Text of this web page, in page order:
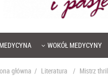
MEDYCYNA WOKÓŁ MEDYCYNY
główna / Literatura / Mistrz